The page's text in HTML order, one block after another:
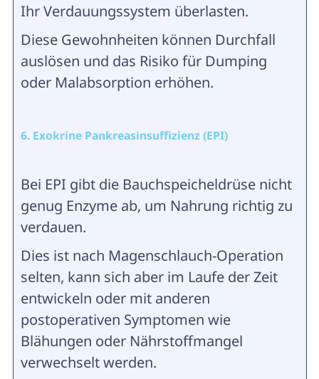
Ihr Verdauungssystem überlasten.
Diese Gewohnheiten können Durchfall
auslösen und das Risiko für Dumping
oder Malabsorption erhöhen.
6. Exokrine Pankreasinsuffizienz (EPI)
Bei EPI gibt die Bauchspeicheldrüse nicht
genug Enzyme ab, um Nahrung richtig zu
verdauen.
Dies ist nach Magenschlauch-Operation
selten, kann sich aber im Laufe der Zeit
entwickeln oder mit anderen
postoperativen Symptomen wie
Blähungen oder Nährstoffmangel
verwechselt werden.